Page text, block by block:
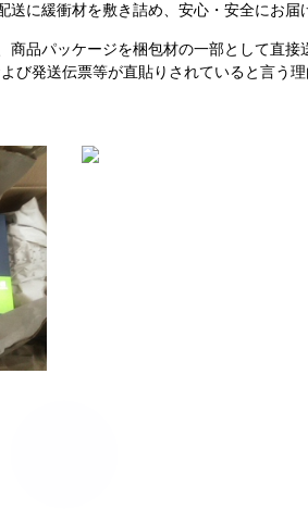
に緩衝材を敷き詰め、安心・安全にお届
品パッケージを梱包材の一部として直
発送伝票等が直貼りされていると言う